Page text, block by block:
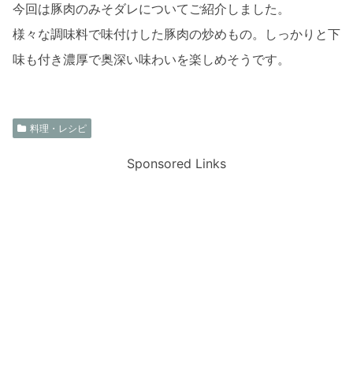
今回は豚肉のみそダレについてご紹介しました。
様々な調味料で味付けした豚肉の炒めもの。しっかりと下
味も付き濃厚で奥深い味わいを楽しめそうです。
料理・レシピ
Sponsored Links